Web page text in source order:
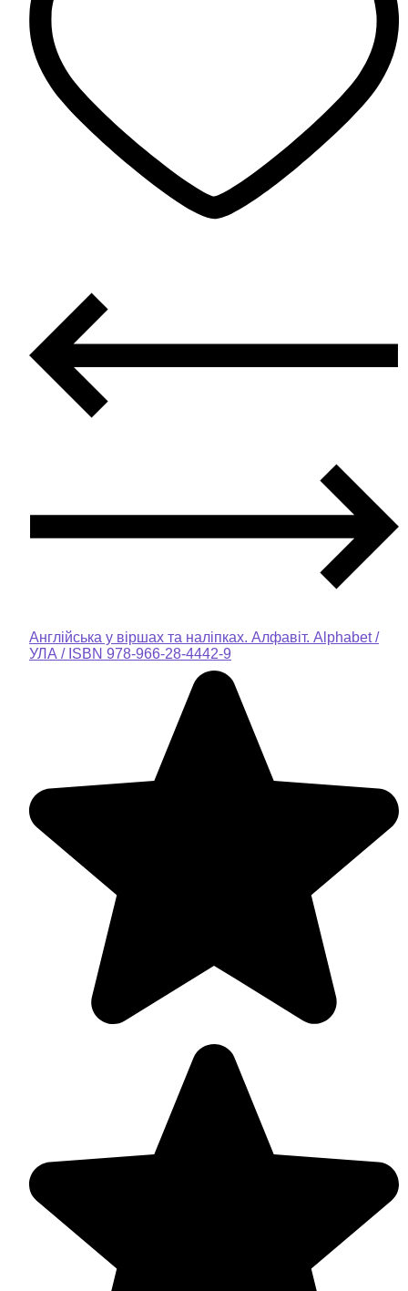
Англійська у віршах та наліпках. Алфавіт. Alphabet /
УЛА / ISBN 978-966-28-4442-9